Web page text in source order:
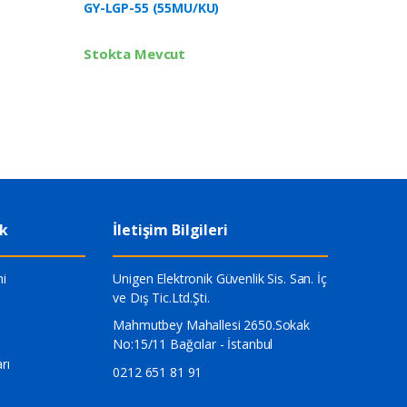
GY-LGP-55 (55MU/KU)
Stokta Mevcut
İletişim Bilgileri
Unigen Elektronik Güvenlik Sis. San. İç
ve Dış Tic.Ltd.Şti.
Mahmutbey Mahallesi 2650.Sokak
No:15/11 Bağcılar - İstanbul
0212 651 81 91